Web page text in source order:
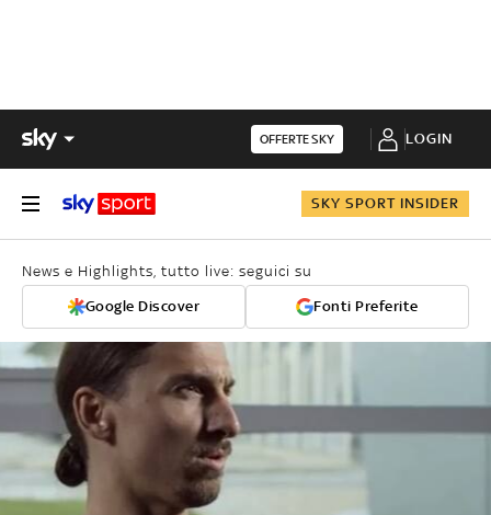
OFFERTE SKY LOGIN
SKY SPORT INSIDER
News e Highlights, tutto live: seguici su
Google Discover Fonti Preferite